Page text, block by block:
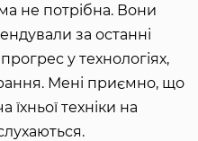
не потрібна. Вони
за останні
у технологіях,
Мені приємно, що
техніки на